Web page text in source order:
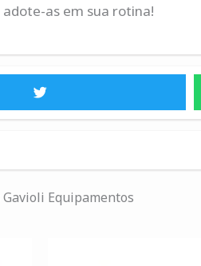
as em sua rotina!
Equipamentos